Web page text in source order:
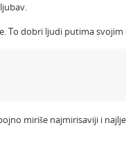
To dobri ljudi putima svojim
miriše najmirisaviji i